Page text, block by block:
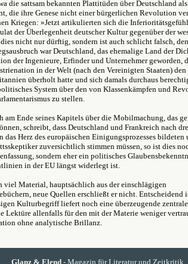
die sattsam bekannten Plattitüden über Deutschland
die ihre Genese nicht einer bürgerlichen Revolution
Kriegen: »Jetzt artikulierten sich die
der Überlegenheit deutscher Kultur gegenüber der
nicht nur dürftig, sondern ist auch schlicht falsch,
war Deutschland, das ehemalige Land der
der Ingenieure, Erfinder und Unternehmer geworden,
in der Welt (nach den Vereinigten Staaten) den
überholt hatte und sich damals durchaus
System über den von Klassenkämpfen und
zu stellen.
am Ende seines Kapitels über die Mobilmachung, das
schreibt, dass Deutschland und Frankreich nach
das Herz des europäischen Einigungsprozesses bildeten
zuversichtlich stimmen müssen, so ist dies
sondern eher ein politisches
in der EU längst widerlegt ist.
viel Material, hauptsächlich aus der einschlägigen
neue Quellen erschließt er nicht. Entscheidend
Kulturbegriff liefert noch eine überzeugende
Lektüre allenfalls für den mit der Materie weniger
ohne analytische Brillanz.
Glanz & Elend- Magazin für Literatur und Zeitkritik